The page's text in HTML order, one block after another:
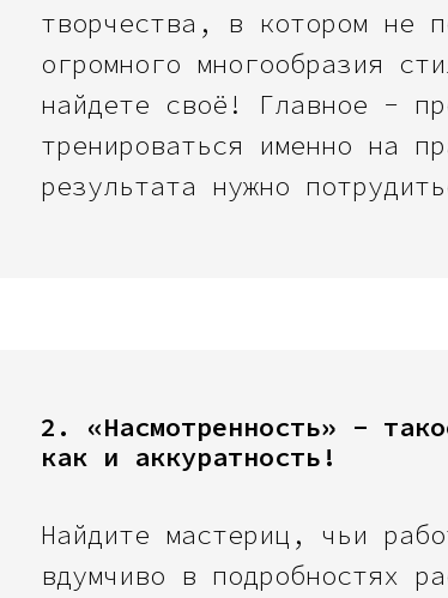
творчества, в котором не
огромного многообразия
найдете своё! Главное -
тренироваться именно на
результата нужно
2. «Насмотренность» -
как и аккуратность!
Найдите мастериц, чьи
вдумчиво в подробностях